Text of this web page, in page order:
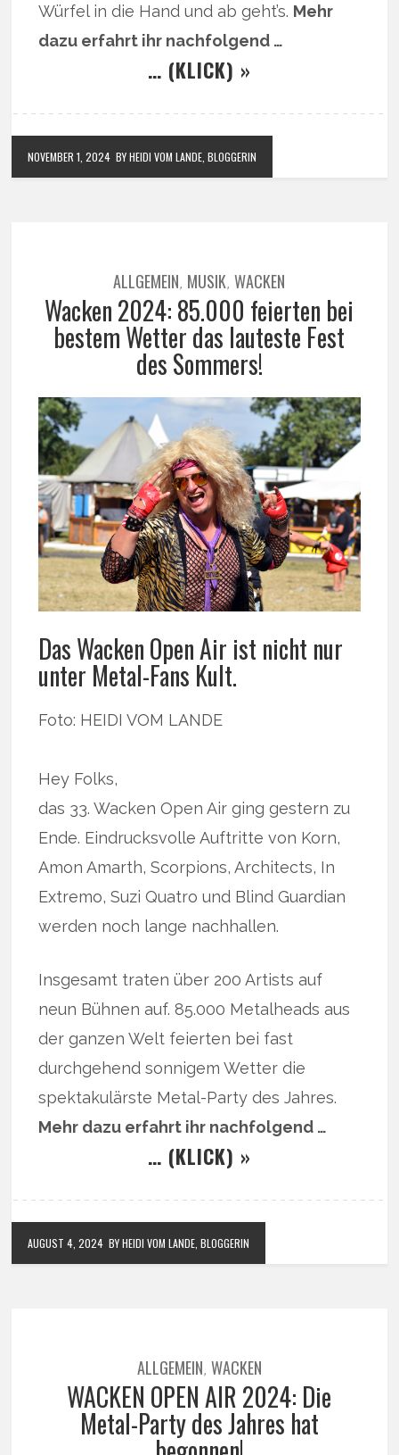
Würfel in die Hand und ab geht’s. Mehr
dazu erfahrt ihr nachfolgend …
… (KLICK) »
NOVEMBER 1, 2024 BY HEIDI VOM LANDE, BLOGGERIN
ALLGEMEIN, MUSIK,WACKEN
Wacken 2024: 85.000 feierten bei
bestem Wetter das lauteste Fest
des Sommers!
Das Wacken Open Air ist nicht nur
unter Metal-Fans Kult.
Foto: HEIDI VOM LANDE
Hey Folks,
das 33. Wacken Open Air ging gestern zu
Ende. Eindrucksvolle Auftritte von Korn,
Amon Amarth, Scorpions, Architects, In
Extremo, Suzi Quatro und Blind Guardian
werden noch lange nachhallen.
Insgesamt traten über 200 Artists auf
neun Bühnen auf. 85.000 Metalheads aus
der ganzen Welt feierten bei fast
durchgehend sonnigem Wetter die
spektakulärste Metal-Party des Jahres.
Mehr dazu erfahrt ihr nachfolgend …
… (KLICK) »
AUGUST 4, 2024 BY HEIDI VOM LANDE, BLOGGERIN
ALLGEMEIN, WACKEN
WACKEN OPEN AIR 2024: Die
Metal-Party des Jahres hat